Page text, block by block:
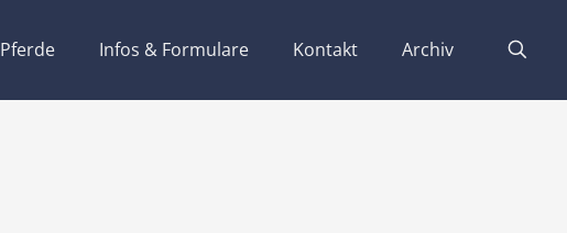
Pferde Infos & Formulare Kontakt Archiv